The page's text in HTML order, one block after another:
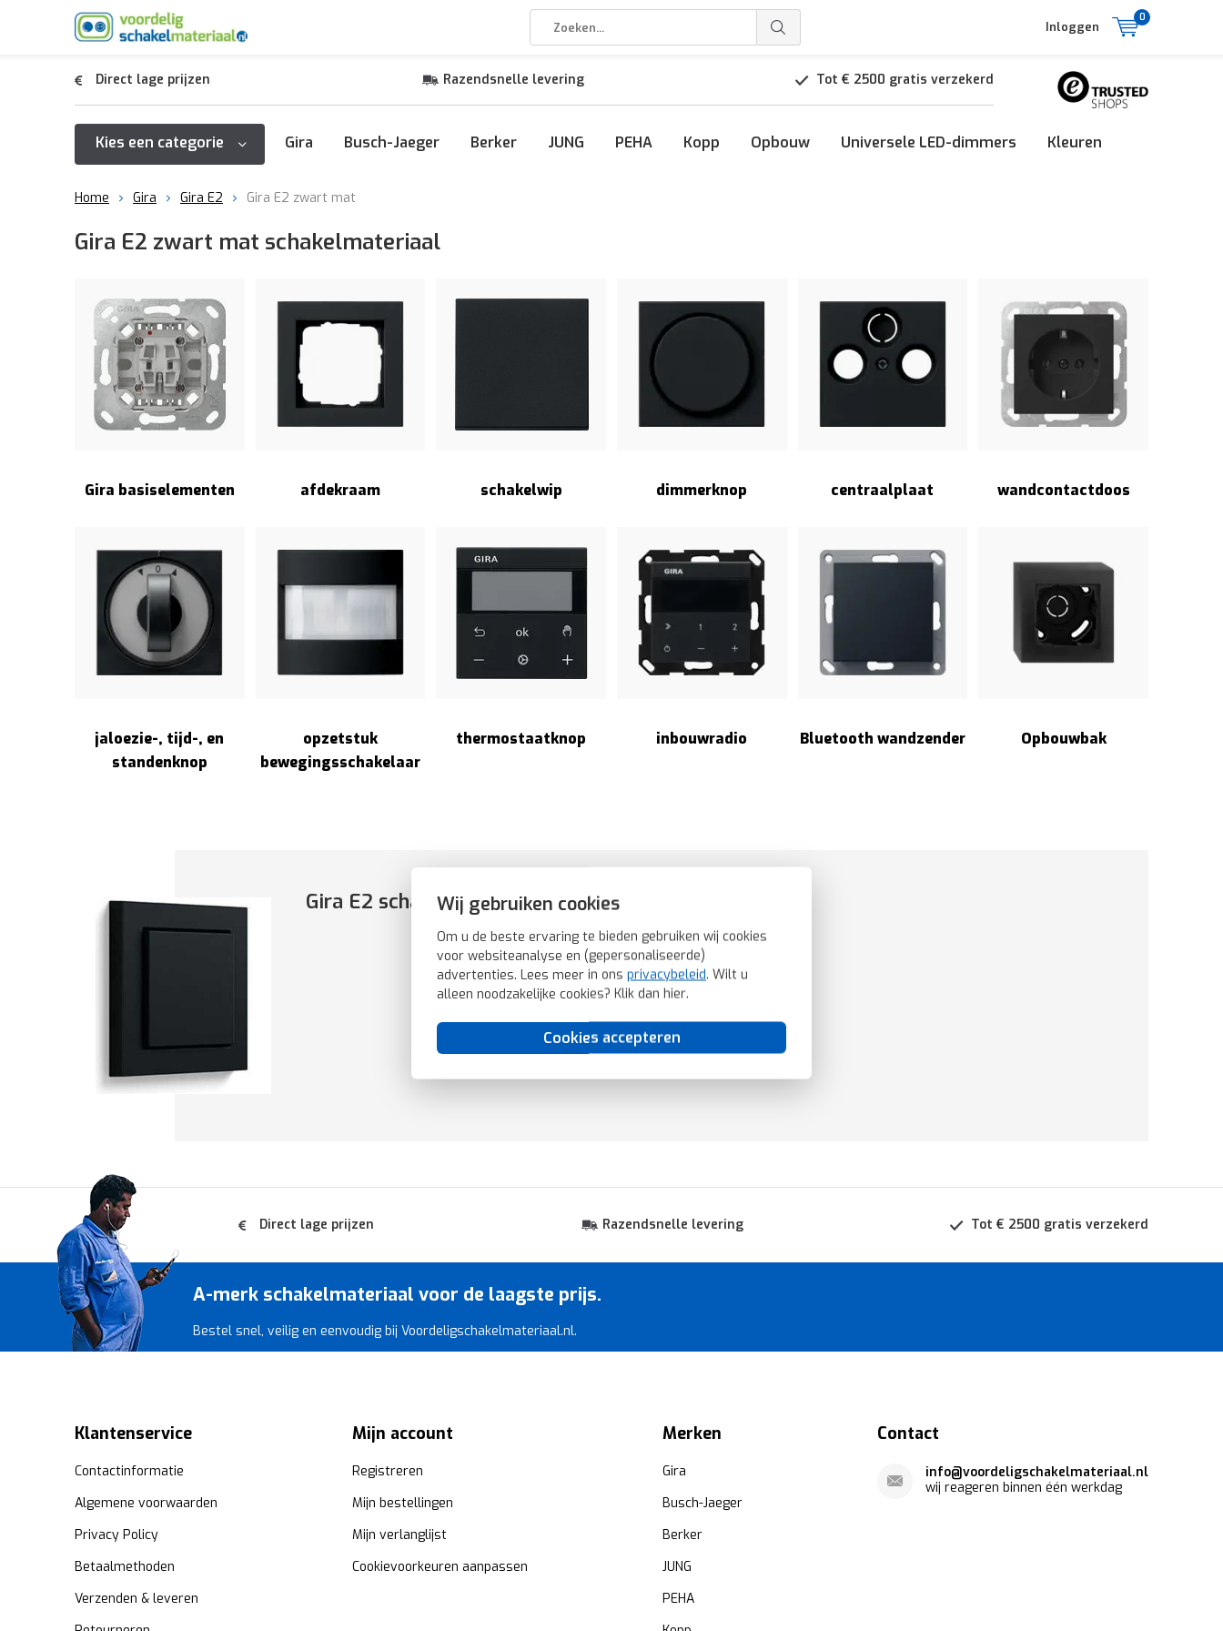
Wij gebruiken cookies
Om u de beste ervaring te bieden gebruiken wij cookies
voor websiteanalyse en (gepersonaliseerde)
advertenties. Lees meer in ons privacybeleid. Wilt u
alleen noodzakelijke cookies? Klik dan hier.
Cookies accepteren
Inloggen
0
Direct lage prijzen Razendsnelle levering Tot € 2500 gratis verzekerd
Kies een categorie Gira Busch-Jaeger Berker JUNG PEHA Kopp Opbouw Universele LED-dimmers Kleuren
Home Gira Gira E2 Gira E2 zwart mat
Gira E2 zwart mat schakelmateriaal
Gira basiselementen afdekraam schakelwip dimmerknop centraalplaat wandcontactdoos
jaloezie-, tijd-, en
standenknop
opzetstuk
bewegingsschakelaar
thermostaatknop inbouwradio Bluetooth wandzender Opbouwbak
Gira E2 schakelmateriaal, kunststof. Mat zwart.
Direct lage prijzen Razendsnelle levering Tot € 2500 gratis verzekerd
A-merk schakelmateriaal voor de laagste prijs.
Bestel snel, veilig en eenvoudig bij Voordeligschakelmateriaal.nl.
Klantenservice
Contactinformatie
Algemene voorwaarden
Privacy Policy
Betaalmethoden
Verzenden & leveren
Mijn account
Registreren
Mijn bestellingen
Mijn verlanglijst
Cookievoorkeuren aanpassen
Merken
Gira
Busch-Jaeger
Berker
JUNG
PEHA
Contact
info@voordeligschakelmateriaal.nl
wij reageren binnen één werkdag